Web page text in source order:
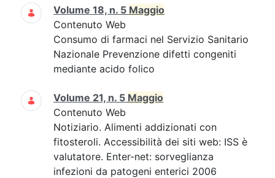
Volume 18, n. 5 Maggio
Contenuto Web
Consumo di farmaci nel Servizio Sanitario
Nazionale Prevenzione difetti congeniti
mediante acido folico
Volume 21, n. 5 Maggio
Contenuto Web
Notiziario. Alimenti addizionati con
fitosteroli. Accessibilità dei siti web: ISS è
valutatore. Enter-net: sorveglianza
infezioni da patogeni enterici 2006